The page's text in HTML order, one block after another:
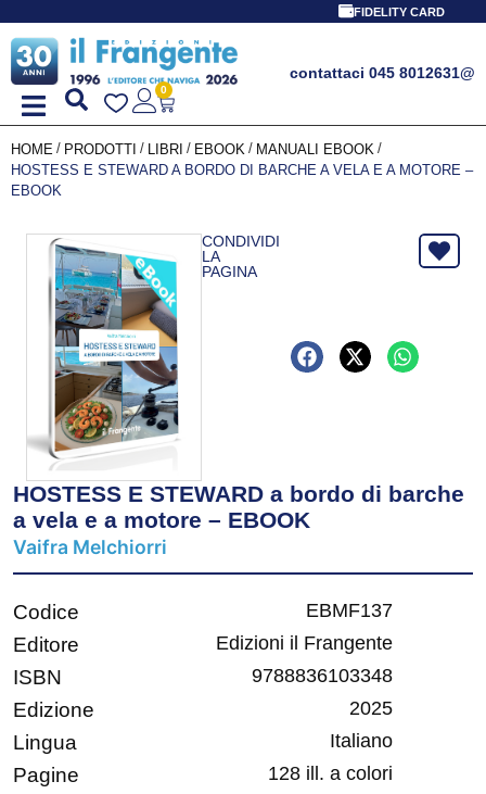
FIDELITY CARD
contattaci 045 8012631@
0
HOME / PRODOTTI / LIBRI / EBOOK / MANUALI EBOOK /
HOSTESS E STEWARD A BORDO DI BARCHE A VELA E A MOTORE –
EBOOK
CONDIVIDI
LA
PAGINA
HOSTESS E STEWARD a bordo di barche
a vela e a motore – EBOOK
Vaifra Melchiorri
Codice EBMF137
Editore Edizioni il Frangente
ISBN 9788836103348
Edizione 2025
Lingua Italiano
Pagine 128 ill. a colori